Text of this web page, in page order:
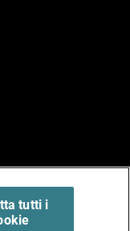
tutti i